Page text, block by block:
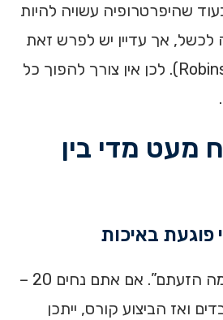
שהיפרטרופיה עשויה להיות
אך עדיין יש לפרש זאת
בזהירות (Robinson, 2024). לכן אין צורך להפוך כל
לנוח מעט מדי בין
באיכות
אימון יעיל אינו רק “כמה הזעתם”. אם אתם נחים 20 –
ואז הביצוע קורס, ייתכן